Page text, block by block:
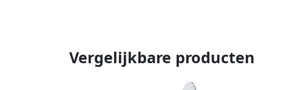
Vergelijkbare producten